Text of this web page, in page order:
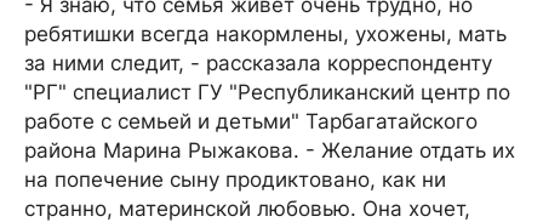
- Я знаю, что семья живет очень трудно, но
ребятишки всегда накормлены, ухожены, мать
за ними следит, - рассказала корреспонденту
"РГ" специалист ГУ "Республиканский центр по
работе с семьей и детьми" Тарбагатайского
района Марина Рыжакова. - Желание отдать их
на попечение сыну продиктовано, как ни
странно, материнской любовью. Она хочет,